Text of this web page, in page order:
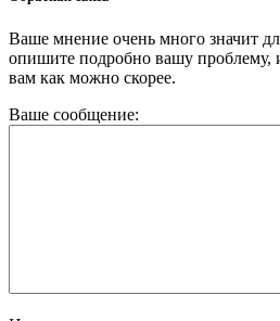
Ваше мнение очень много значит
опишите подробно вашу проблему,
вам как можно скорее.
Ваше сообщение: